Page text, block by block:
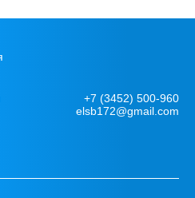
+7 (3452) 500-960
elsb172@gmail.com